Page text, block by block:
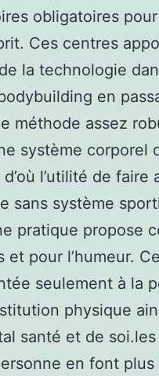
obligatoires
Ces centres
la technologie
en
méthode assez
système corporel
l’utilité de faire
sans système
pratique propose
et pour l’humeur.
seulement à la
physique
santé et de
en font plus